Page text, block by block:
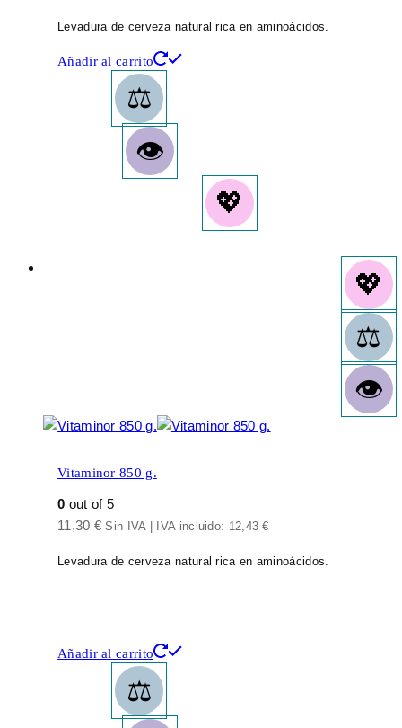
Levadura de cerveza natural rica en aminoácidos.
Añadir al carrito
Vitaminor 850 g.
0 out of 5
11,30 € Sin IVA | IVA incluido: 12,43€
Levadura de cerveza natural rica en aminoácidos.
Añadir al carrito